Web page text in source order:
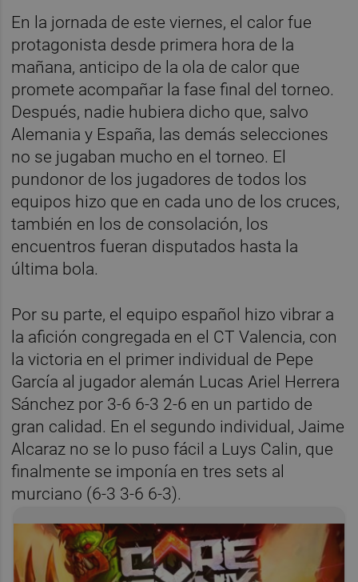
En la jornada de este viernes, el calor fue
protagonista desde primera hora de la
mañana, anticipo de la ola de calor que
promete acompañar la fase final del torneo.
Después, nadie hubiera dicho que, salvo
Alemania y España, las demás selecciones
no se jugaban mucho en el torneo. El
pundonor de los jugadores de todos los
equipos hizo que en cada uno de los cruces,
también en los de consolación, los
encuentros fueran disputados hasta la
última bola.
Por su parte, el equipo español hizo vibrar a
la afición congregada en el CT Valencia, con
la victoria en el primer individual de Pepe
García al jugador alemán Lucas Ariel Herrera
Sánchez por 3-6 6-3 2-6 en un partido de
gran calidad. En el segundo individual, Jaime
Alcaraz no se lo puso fácil a Luys Calin, que
finalmente se imponía en tres sets al
murciano (6-3 3-6 6-3).